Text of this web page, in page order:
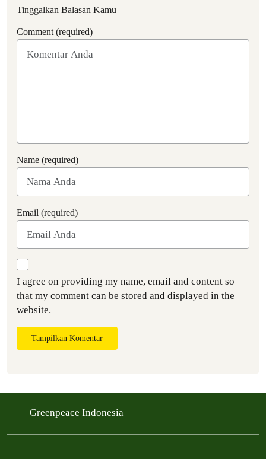
Tinggalkan Balasan Kamu
Comment (required)
Name (required)
Email (required)
I agree on providing my name, email and content so
that my comment can be stored and displayed in the
website.
Tampilkan Komentar
Greenpeace Indonesia